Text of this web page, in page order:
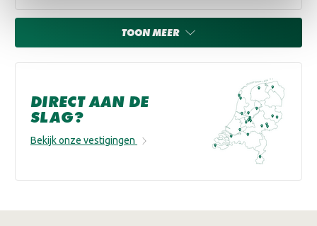
TOON MEER
DIRECT AAN DE
SLAG?
Bekijk onze vestigingen